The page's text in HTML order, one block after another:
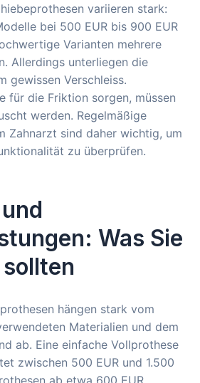
variieren stark:
bei 500 EUR bis 900 EUR
Varianten mehrere
Allerdings unterliegen die
gewissen Verschleiss.
für die Friktion sorgen, müssen
werden. Regelmäßige
Zahnarzt sind daher wichtig, um
zu überprüfen.
Was Sie
hängen stark vom
Materialien und dem
ab. Eine einfache Vollprothese
zwischen 500 EUR und 1.500
ab etwa 600 EUR